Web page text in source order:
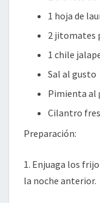
1 hoja de
2 jitomates
1 chile
Sal al gusto
Pimienta al
Cilantro
Preparación:
1. Enjuaga los
la noche anterior.